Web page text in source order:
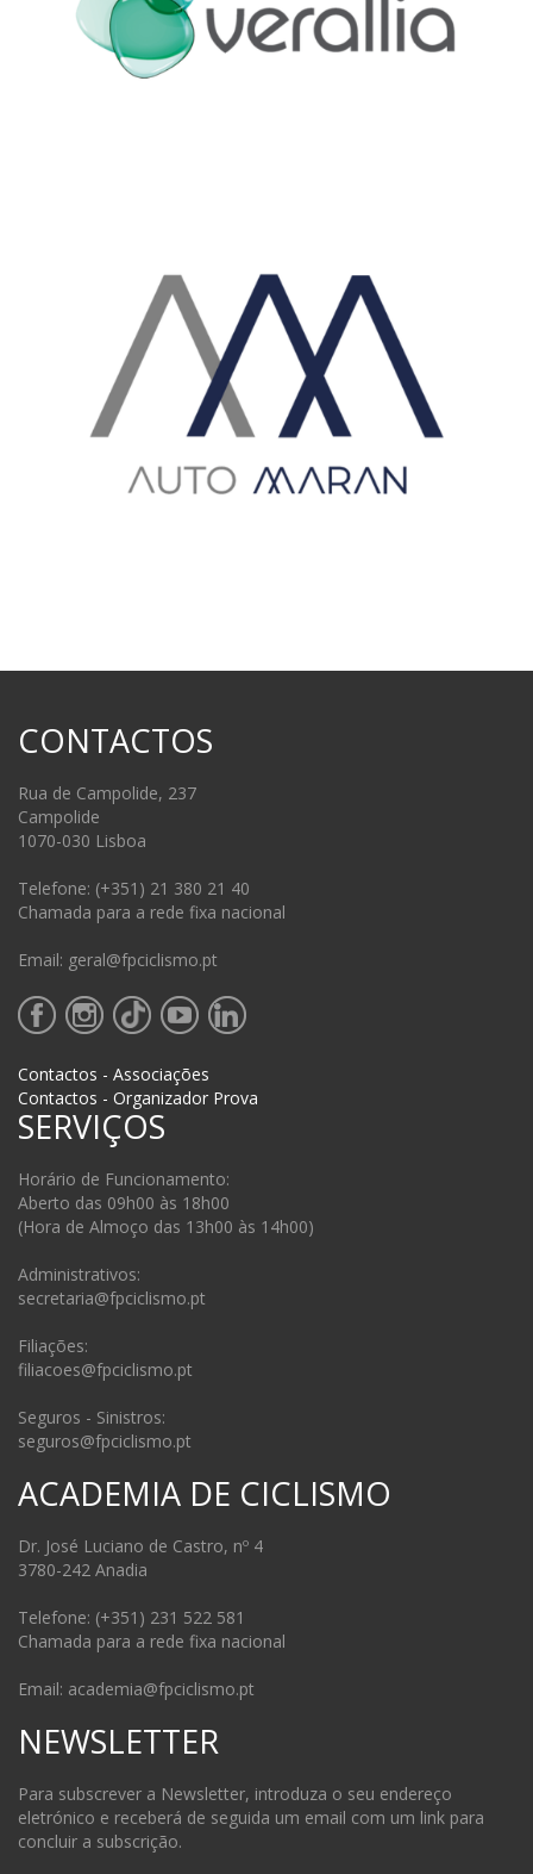
CONTACTOS
Rua de Campolide, 237
Campolide
1070-030 Lisboa
Telefone: (+351) 21 380 21 40
Chamada para a rede fixa nacional
Email: geral@fpciclismo.pt
Contactos - Associações
Contactos - Organizador Prova
SERVIÇOS
Horário de Funcionamento:
Aberto das 09h00 às 18h00
(Hora de Almoço das 13h00 às 14h00)
Administrativos:
secretaria@fpciclismo.pt
Filiações:
filiacoes@fpciclismo.pt
Seguros - Sinistros:
seguros@fpciclismo.pt
ACADEMIA DE CICLISMO
Dr. José Luciano de Castro, nº 4
3780-242 Anadia
Telefone: (+351) 231 522 581
Chamada para a rede fixa nacional
Email: academia@fpciclismo.pt
NEWSLETTER
Para subscrever a Newsletter, introduza o seu endereço
eletrónico e receberá de seguida um email com um link para
concluir a subscrição.